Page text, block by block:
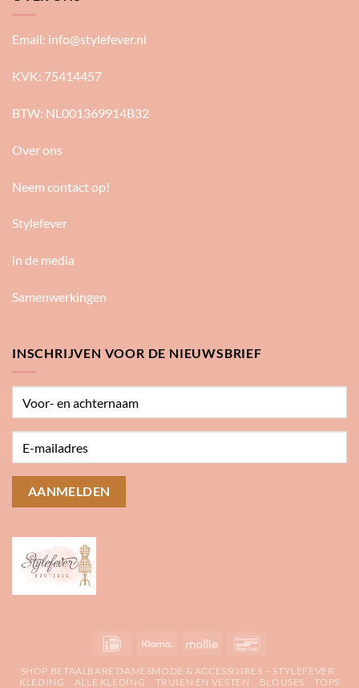
Email: info@stylefever.nl
KVK: 75414457
BTW: NL001369914B32
Over ons
Neem contact op!
Stylefever
in de media
Samenwerkingen
INSCHRIJVEN VOOR DE NIEUWSBRIEF
IDeal Klarna Mollie
SHOP BETAALBARE DAMESMODE & ACCESSOIRES – STYLEFEVER
KLEDING
ALLE KLEDING TRUIEN EN VESTEN BLOUSES
TOPS